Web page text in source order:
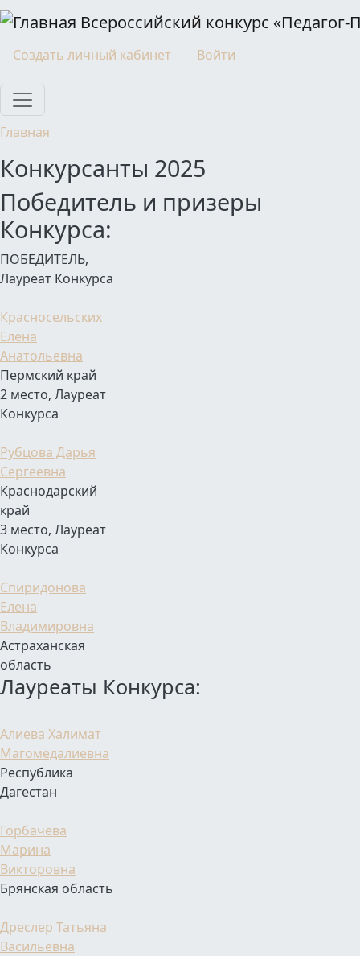
Перейти к основному содержанию
Всероссийский конкурс «Педагог-
Моя учетная запись
Создать личный кабинет Войти
Главная
Конкурсанты 2025
Победитель и призеры
Конкурса:
ПОБЕДИТЕЛЬ,
Лауреат Конкурса
Красносельских
Елена
Анатольевна
Пермский край
2 место, Лауреат
Конкурса
Рубцова Дарья
Сергеевна
Краснодарский
край
3 место, Лауреат
Конкурса
Спиридонова
Елена
Владимировна
Астраханская
область
Лауреаты Конкурса:
Алиева Халимат
Магомедалиевна
Республика
Дагестан
Горбачева
Марина
Викторовна
Брянская область
Дреслер Татьяна
Васильевна